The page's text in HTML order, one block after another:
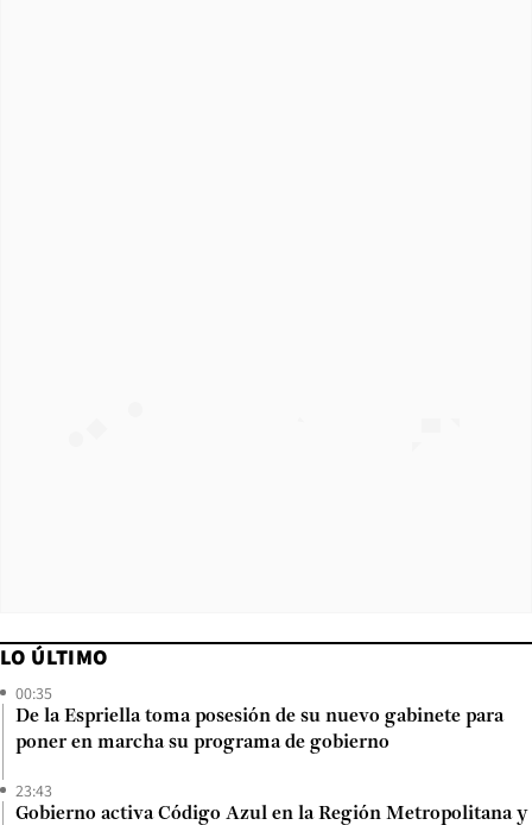
LO ÚLTIMO
00:35
De la Espriella toma posesión de su nuevo gabinete para
poner en marcha su programa de gobierno
23:43
Gobierno activa Código Azul en la Región Metropolitana y